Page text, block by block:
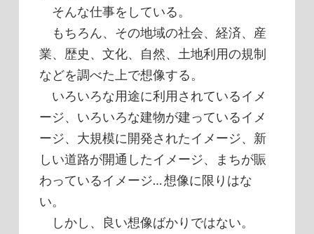
そんな仕事をしている。
もちろん、その地域の社会、経済、産
業、歴史、文化、自然、土地利用の規制
などを調べた上で想像する。
いろいろな用途に利用されているイメ
ージ、いろいろな建物が建っているイメ
ージ、大規模に開発されたイメージ、新
しい道路が開通したイメージ、まちが賑
わっているイメージ… 想像に限りはな
い。
しかし、良い想像ばかりではない。